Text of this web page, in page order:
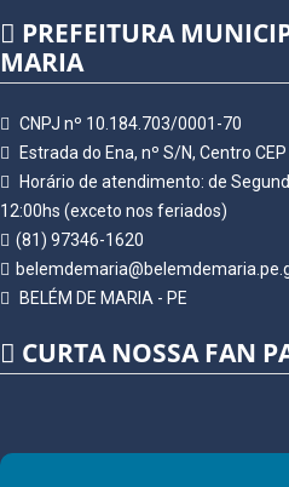
PREFEITURA
MARIA
CNPJ nº 10.184.703/0001-70
Estrada do Ena, nº S/N, Centro
Horário de atendimento: de
12:00hs (exceto nos feriados)
(81) 97346-1620
BELÉM DE MARIA - PE
CURTA NOSSA FAN